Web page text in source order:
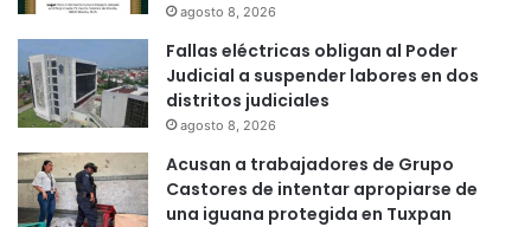
agosto 8, 2026
Fallas eléctricas obligan al Poder
Judicial a suspender labores en dos
distritos judiciales
agosto 8, 2026
Acusan a trabajadores de Grupo
Castores de intentar apropiarse de
una iguana protegida en Tuxpan